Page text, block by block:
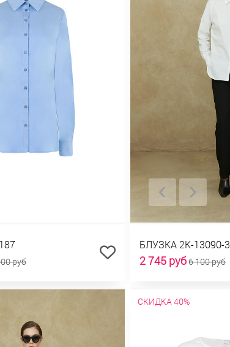
руб
БЛУЗКА 2К-13090-3
2 745 руб6 100 руб
СКИДКА 40%